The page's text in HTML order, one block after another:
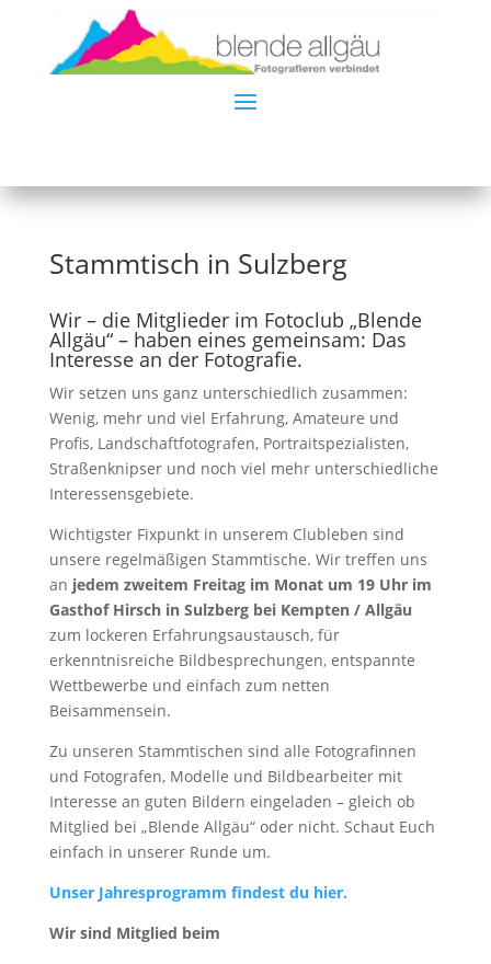
Stammtisch in Sulzberg
Wir – die Mitglieder im Fotoclub „Blende
Allgäu“ – haben eines gemeinsam: Das
Interesse an der Fotografie.
Wir setzen uns ganz unterschiedlich zusammen:
Wenig, mehr und viel Erfahrung, Amateure und
Profis, Landschaftfotografen, Portraitspezialisten,
Straßenknipser und noch viel mehr unterschiedliche
Interessensgebiete.
Wichtigster Fixpunkt in unserem Clubleben sind
unsere regelmäßigen Stammtische. Wir treffen uns
an jedem zweitem Freitag im Monat um 19 Uhr im
Gasthof Hirsch in Sulzberg bei Kempten / Allgäu
zum lockeren Erfahrungsaustausch, für
erkenntnisreiche Bildbesprechungen, entspannte
Wettbewerbe und einfach zum netten
Beisammensein.
Zu unseren Stammtischen sind alle Fotografinnen
und Fotografen, Modelle und Bildbearbeiter mit
Interesse an guten Bildern eingeladen – gleich ob
Mitglied bei „Blende Allgäu“ oder nicht. Schaut Euch
einfach in unserer Runde um.
Unser Jahresprogramm findest du hier.
Wir sind Mitglied beim